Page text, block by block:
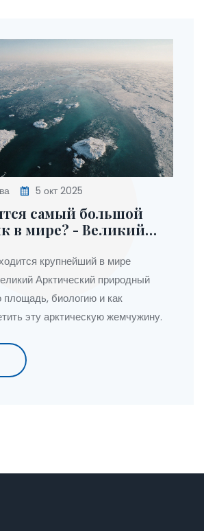
5 окт 2025
самый большой
в мире? - Великий
крупнейший в мире
Арктический природный
площадь, биологию и как
эту арктическую жемчужину.